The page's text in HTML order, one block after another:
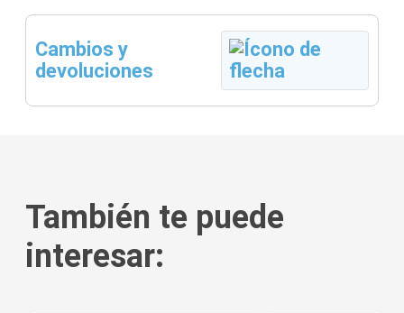
Cambios y
devoluciones
También te puede
interesar: